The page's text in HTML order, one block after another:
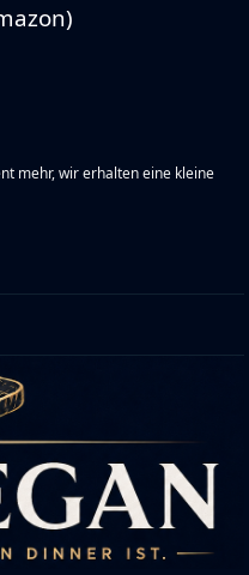
mehr, wir erhalten eine kleine